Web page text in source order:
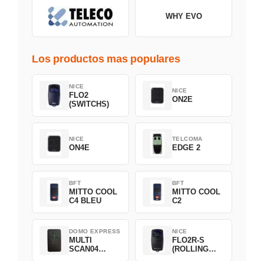
WHY EVO
Los productos mas populares
NICE
FLO2
(SWITCHS)
NICE
ON2E
NICE
ON4E
TELCOMA
EDGE 2
BFT
MITTO COOL
C4 BLEU
BFT
MITTO COOL
C2
DOMO EXPRESS
MULTI
SCAN04
NICE
FLO2R-S
(ROLLING